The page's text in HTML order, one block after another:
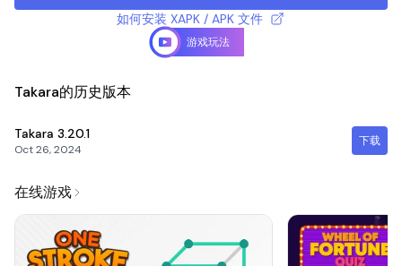
如何安装 XAPK / APK 文件
游戏玩法
Takara的历史版本
Takara 3.20.1
Oct 26, 2024
下载
在线游戏